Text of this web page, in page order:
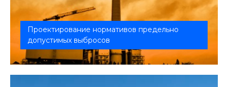
Проектирование нормативов предельно
допустимых выбросов
Проект ПДВ понадобится, если на предприятии